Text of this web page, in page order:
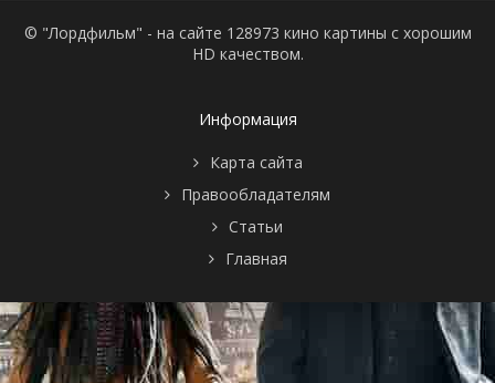
© "Лордфильм" - на сайте 128973 кино картины с хорошим
HD качеством.
Информация
Карта сайта
Правообладателям
Статьи
Главная